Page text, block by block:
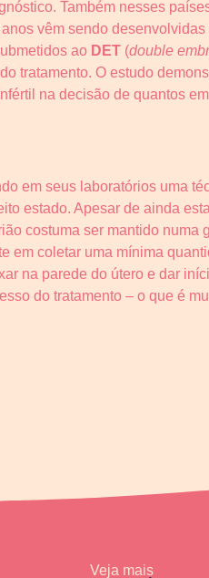
Também nesses
vêm sendo desenvolvidas
ao DET (double
tratamento. O estudo
na decisão de quantos
em seus laboratórios uma
estado. Apesar de ainda
costuma ser mantido numa
em coletar uma mínima
na parede do útero e dar
do tratamento – o que é
Veja mais